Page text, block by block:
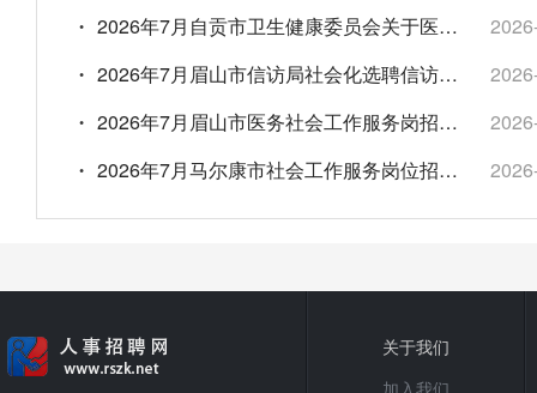
2026年7月自贡市卫生健康委员会关于医务社会工作服务岗位人员招募的公告
2026年7月眉山市信访局社会化选聘信访社会工作服务岗位公告
2026年7月眉山市医务社会工作服务岗招募公告
2026年7月马尔康市社会工作服务岗位招募公告
关于我们
加入我们